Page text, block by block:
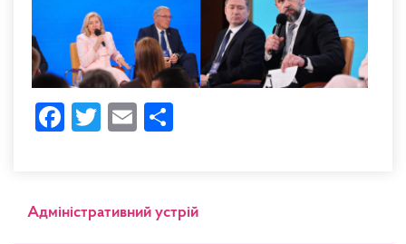
Facebook
Twitter
Email
Адміністративний устрій